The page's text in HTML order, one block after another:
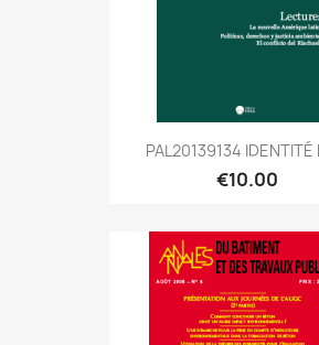
PAL20139134 IDENTITÉ
€10.00